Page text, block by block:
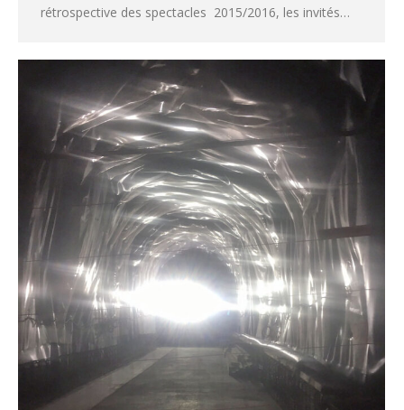
rétrospective des spectacles 2015/2016, les invités…